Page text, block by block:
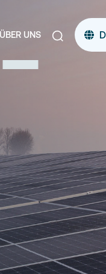
ÜBER UNS